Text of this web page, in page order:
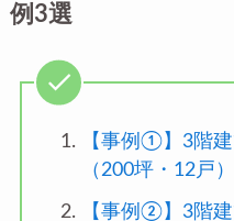
例3選
【事例①】3階
（200坪・12戸）
【事例②】3階